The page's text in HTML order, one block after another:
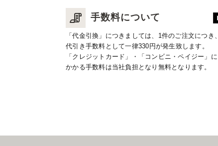
手数料について
「代金引換」につきましては、1件のご注文につき、
代引き手数料として一律330円が発生致します。
「クレジットカード」・「コンビニ・ペイジー」に
かかる手数料は当社負担となり無料となります。